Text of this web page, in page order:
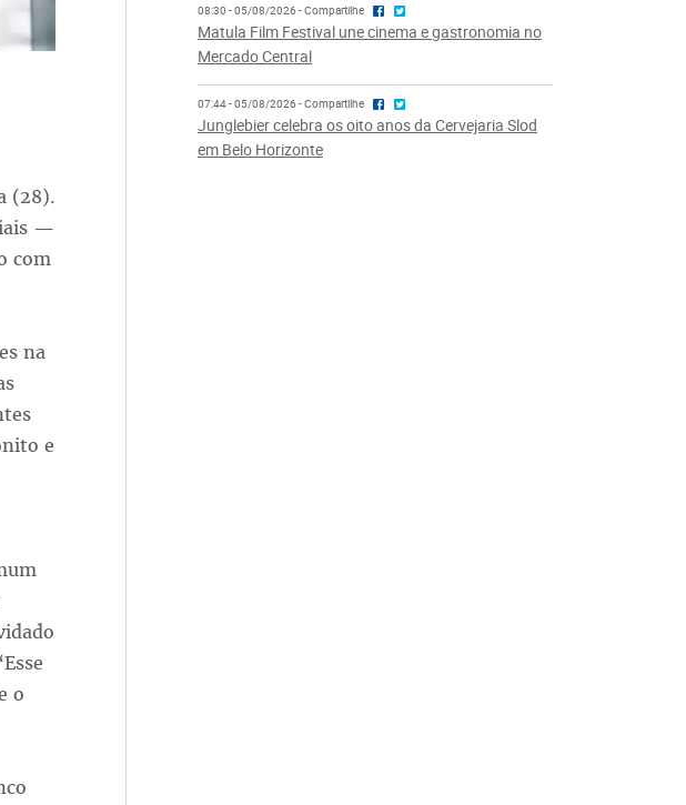
(28).
—
com
na
e
o
08:30 - 05/08/2026 - Compartilhe
Matula Film Festival une cinema e gastronomia no
Mercado Central
07:44 - 05/08/2026 - Compartilhe
Junglebier celebra os oito anos da Cervejaria Slod
em Belo Horizonte